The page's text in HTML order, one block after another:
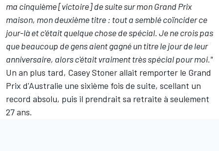
ma cinquième [victoire] de suite sur mon Grand Prix
maison, mon deuxième titre : tout a semblé coïncider ce
jour-là et c'était quelque chose de spécial. Je ne crois pas
que beaucoup de gens aient gagné un titre le jour de leur
anniversaire, alors c'était vraiment très spécial pour moi."
Un an plus tard, Casey Stoner allait remporter le Grand
Prix d'Australie une sixième fois de suite, scellant un
record absolu, puis il prendrait sa retraite à seulement
27 ans.